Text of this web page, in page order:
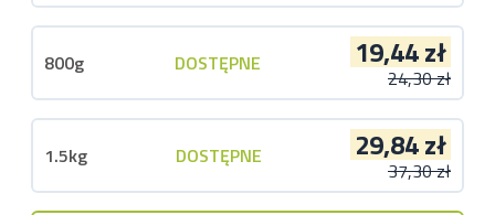
800g DOSTĘPNE 19,44 zł
24,30 zł
1.5kg DOSTĘPNE 29,84 zł
37,30 zł